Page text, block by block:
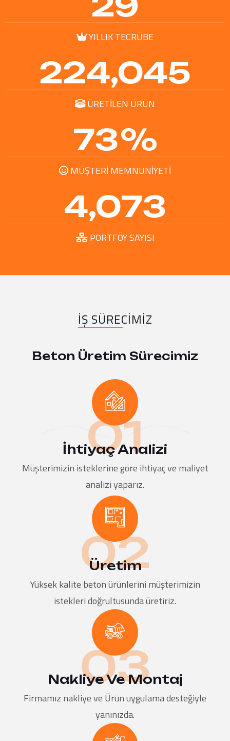
YILLIK TECRÜBE
300,000
ÜRETILEN ÜRÜN
98%
MÜŞTERI MEMNUNIYETI
5,454
PORTFÖY SAYISI
İŞ SÜRECIMIZ
Beton Üretim Sürecimiz
01
İhtiyaç Analizi
Müşterimizin isteklerine göre ihtiyaç ve maliyet
analizi yaparız.
02
Üretim
Yüksek kalite beton ürünlerini müşterimizin
istekleri doğrultusunda üretiriz.
03
Nakliye Ve Montaj
Firmamız nakliye ve Ürün uygulama desteğiyle
yanınızda.